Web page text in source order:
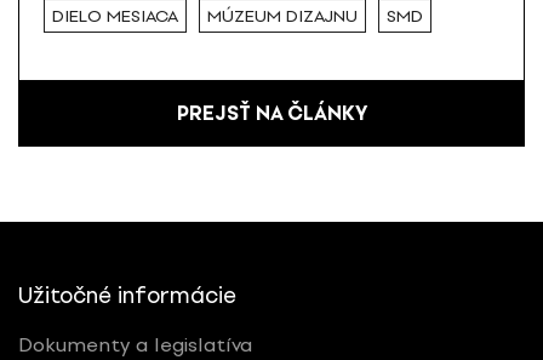
DIELO MESIACA MÚZEUM DIZAJNU SMD
PREJSŤ NA ČLÁNKY
Užitočné informácie
Dokumenty a legislatíva